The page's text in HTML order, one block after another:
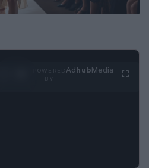
AdhubMedia